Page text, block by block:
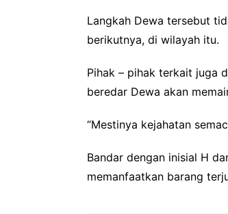
Langkah Dewa tersebut
berikutnya, di wilayah itu.
Pihak – pihak terkait juga
beredar Dewa akan
“Mestinya kejahatan
Bandar dengan inisial H
memanfaatkan barang